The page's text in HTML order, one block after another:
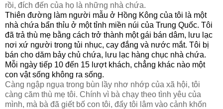
rồi, đích đến của họ là những nhà chứa.
Thiên đường làm người mẫu ở Hồng Kông của tôi là một
nhà chứa bẩn thỉu ở một tỉnh miền núi của Trung Quốc. Tôi
đã trả thù mẹ bằng cách trở thành một gái bán dâm, lưu lạc
nơi xứ người trong tủi nhục, cay đắng và nước mắt. Tôi bị
bán cho dăm bảy chủ chứa, lưu lạc hàng chục nhà chứa.
Mỗi ngày tiếp 10 đến 15 lượt khách, chẳng khác nào một
con vật sống không ra sống.
Càng ngập ngụa trong bùn lầy nhơ nhớp của xã hội, tôi
càng căm thù mẹ tôi. Chính vì bà chạy theo tình yêu của
mình, mà bà đã giết bố con tôi, đẩy tôi lâm vào cảnh khốn